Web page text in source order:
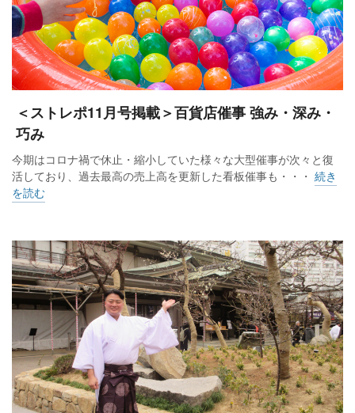
＜ストレポ11月号掲載＞百貨店催事 強み・深み・
巧み
今期はコロナ禍で休止・縮小していた様々な大型催事が次々と復
活しており、過去最高の売上高を更新した看板催事も・・・ 続き
を読む